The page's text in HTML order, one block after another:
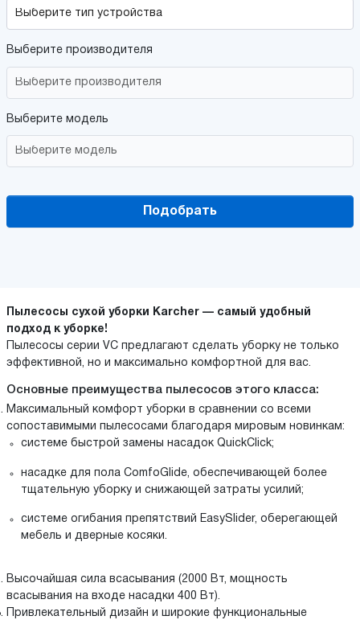
Выберите производителя
Выберите модель
Подобрать
Пылесосы сухой уборки Karcher — самый удобный
подход к уборке!
Пылесосы серии VC предлагают сделать уборку не только
эффективной, но и максимально комфортной для вас.
Основные преимущества пылесосов этого класса:
Максимальный комфорт уборки в сравнении со всеми
сопоставимыми пылесосами благодаря мировым новинкам:
системе быстрой замены насадок QuickClick;
насадке для пола ComfoGlide, обеспечивающей более
тщательную уборку и снижающей затраты усилий;
системе огибания препятствий EasySlider, оберегающей
мебель и дверные косяки.
Высочайшая сила всасывания (2000 Вт, мощность
всасывания на входе насадки 400 Вт).
Привлекательный дизайн и широкие функциональные